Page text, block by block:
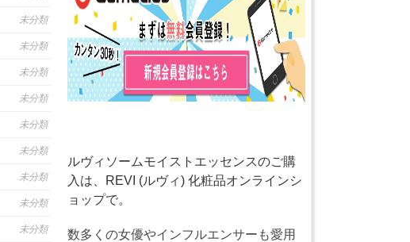
未分類
未分類
未分類
未分類
未分類
未分類
未分類
未分類
未分類
ルヴィソームモイストエッセンスのご購
入は、REVI (ルヴィ) 化粧品オンラインシ
ョップで。
数多くの女優やインフルエンサーも愛用